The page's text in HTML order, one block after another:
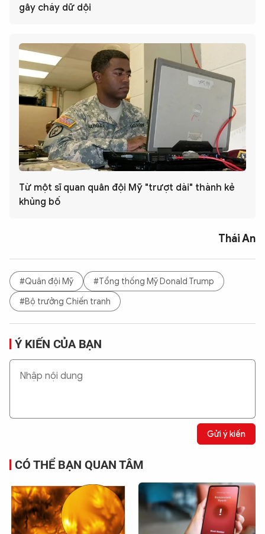
gây cháy dữ dội
Từ một sĩ quan quân đội Mỹ "trượt dài" thành kẻ
khủng bố
Thái An
#Quân đội Mỹ
#Tổng thống Mỹ Donald Trump
#Bộ trưởng Chiến tranh
Ý KIẾN CỦA BẠN
Gửi ý kiến
CÓ THỂ BẠN QUAN TÂM